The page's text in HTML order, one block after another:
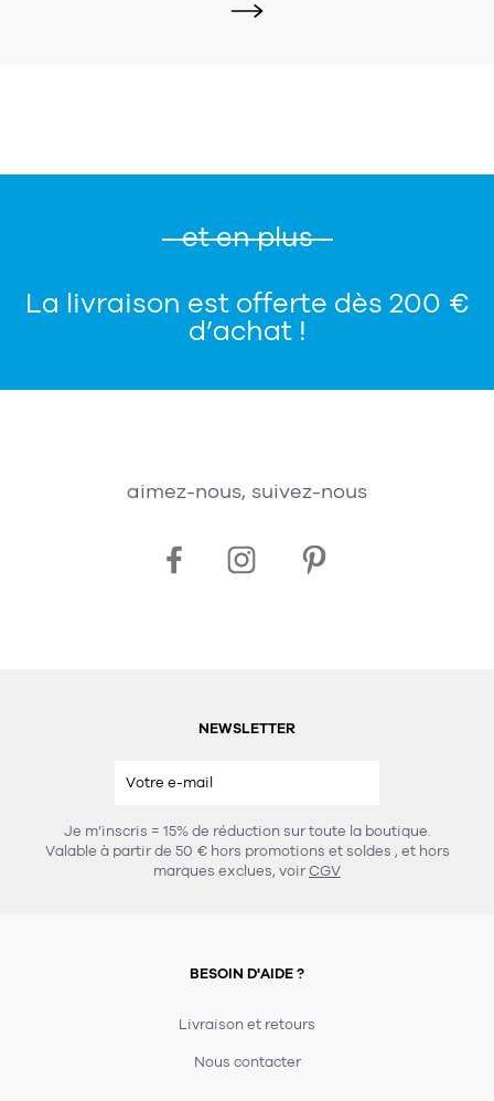
et en plus
La livraison est offerte dès 200 €
d’achat !
aimez-nous, suivez-nous
NEWSLETTER
Je m’inscris = 15% de réduction sur toute la boutique.
Valable à partir de 50 € hors promotions et soldes , et hors
marques exclues, voirCGV
BESOIN D'AIDE ?
Livraison et retours
Nous contacter